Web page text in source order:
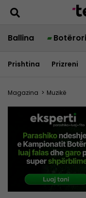
Ballina
Prishtina Prizreni
Magazina > Muzikë